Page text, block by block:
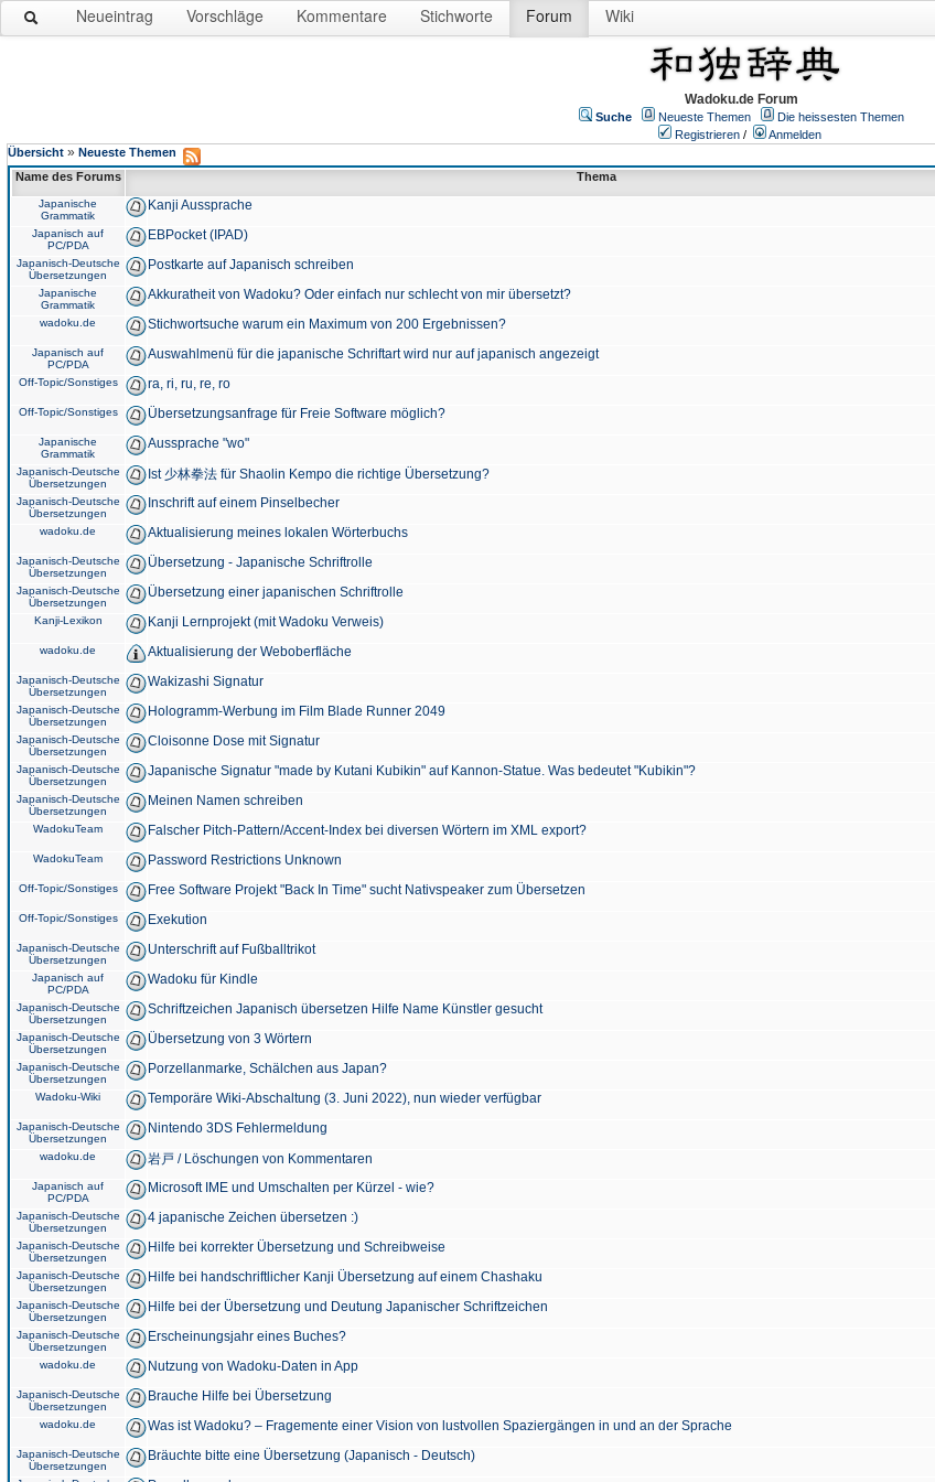
Neueintrag Vorschläge Kommentare Stichworte Forum Wiki
Wadoku.de Forum
Suche Neueste Themen
Die heissesten Themen
Registrieren /
Anmelden
Übersicht » Neueste Themen
Name des Forums
Thema
Japanische
Grammatik
Kanji Aussprache
Japanisch auf
PC/PDA
EBPocket (IPAD)
Japanisch-Deutsche
Übersetzungen
Postkarte auf Japanisch schreiben
Japanische
Grammatik
Akkuratheit von Wadoku? Oder einfach nur schlecht von mir übersetzt?
wadoku.de Stichwortsuche warum ein Maximum von 200 Ergebnissen?
Japanisch auf
PC/PDA
Auswahlmenü für die japanische Schriftart wird nur auf japanisch angezeigt
Off-Topic/Sonstiges ra, ri, ru, re, ro
Off-Topic/Sonstiges Übersetzungsanfrage für Freie Software möglich?
Japanische
Grammatik
Aussprache "wo"
Japanisch-Deutsche
Übersetzungen
Ist 少林拳法 für Shaolin Kempo die richtige Übersetzung?
Japanisch-Deutsche
Übersetzungen
Inschrift auf einem Pinselbecher
wadoku.de Aktualisierung meines lokalen Wörterbuchs
Japanisch-Deutsche
Übersetzungen
Übersetzung - Japanische Schriftrolle
Japanisch-Deutsche
Übersetzungen
Übersetzung einer japanischen Schriftrolle
Kanji-Lexikon Kanji Lernprojekt (mit Wadoku Verweis)
wadoku.de Aktualisierung der Weboberfläche
Japanisch-Deutsche
Übersetzungen
Wakizashi Signatur
Japanisch-Deutsche
Übersetzungen
Hologramm-Werbung im Film Blade Runner 2049
Japanisch-Deutsche
Übersetzungen
Cloisonne Dose mit Signatur
Japanisch-Deutsche
Übersetzungen
Japanische Signatur "made by Kutani Kubikin" auf Kannon-Statue. Was bedeutet "Kubikin"?
Japanisch-Deutsche
Übersetzungen
Meinen Namen schreiben
WadokuTeam Falscher Pitch-Pattern/Accent-Index bei diversen Wörtern im XML export?
WadokuTeam Password Restrictions Unknown
Off-Topic/Sonstiges Free Software Projekt "Back In Time" sucht Nativspeaker zum Übersetzen
Off-Topic/Sonstiges Exekution
Japanisch-Deutsche
Übersetzungen
Unterschrift auf Fußballtrikot
Japanisch auf
PC/PDA
Wadoku für Kindle
Japanisch-Deutsche
Übersetzungen
Schriftzeichen Japanisch übersetzen Hilfe Name Künstler gesucht
Japanisch-Deutsche
Übersetzungen
Übersetzung von 3 Wörtern
Japanisch-Deutsche
Übersetzungen
Porzellanmarke, Schälchen aus Japan?
Wadoku-Wiki Temporäre Wiki-Abschaltung (3. Juni 2022), nun wieder verfügbar
Japanisch-Deutsche
Übersetzungen
Nintendo 3DS Fehlermeldung
wadoku.de 岩戸 / Löschungen von Kommentaren
Japanisch auf
PC/PDA
Microsoft IME und Umschalten per Kürzel - wie?
Japanisch-Deutsche
Übersetzungen
4 japanische Zeichen übersetzen :)
Japanisch-Deutsche
Übersetzungen
Hilfe bei korrekter Übersetzung und Schreibweise
Japanisch-Deutsche
Übersetzungen
Hilfe bei handschriftlicher Kanji Übersetzung auf einem Chashaku
Japanisch-Deutsche
Übersetzungen
Hilfe bei der Übersetzung und Deutung Japanischer Schriftzeichen
Japanisch-Deutsche
Übersetzungen
Erscheinungsjahr eines Buches?
wadoku.de Nutzung von Wadoku-Daten in App
Japanisch-Deutsche
Übersetzungen
Brauche Hilfe bei Übersetzung
wadoku.de Was ist Wadoku? – Fragemente einer Vision von lustvollen Spaziergängen in und an der Sprache
Japanisch-Deutsche
Übersetzungen
Bräuchte bitte eine Übersetzung (Japanisch - Deutsch)